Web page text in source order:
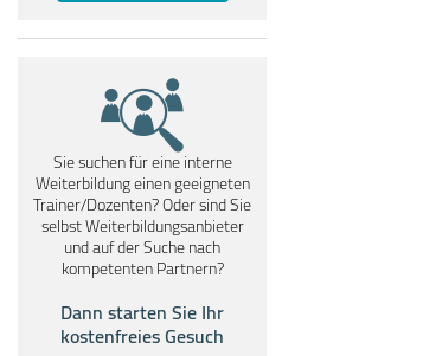
Sie suchen für eine interne
Weiterbildung einen geeigneten
Trainer/Dozenten? Oder sind Sie
selbst Weiterbildungsanbieter
und auf der Suche nach
kompetenten Partnern?
Dann starten Sie Ihr
kostenfreies Gesuch